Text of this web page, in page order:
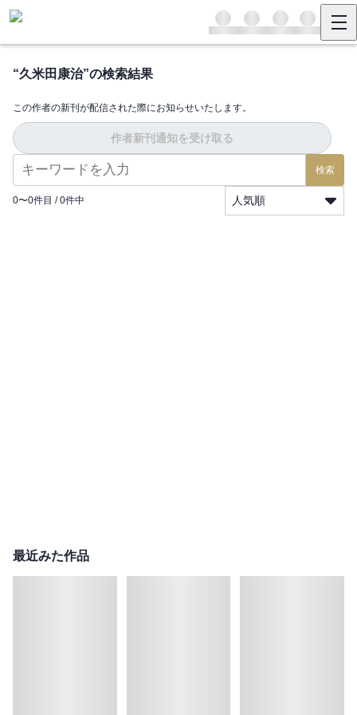
“久米田康治”の検索結果
この作者の新刊が配信された際にお知らせいたします。
作者新刊通知を受け取る
検索
0〜0件目 / 0件中 人気順
最近みた作品